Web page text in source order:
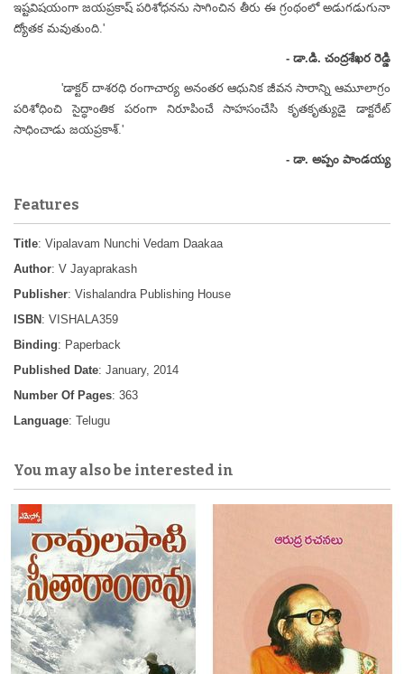
ఇష్టవిషయంగా జయప్రకాష్ పరిశోధనను సాగించిన తీరు ఈ గ్రంథంలో అడుగడుగునా
ద్యోతక మవుతుంది.'
- డా.డి. చంద్రశేఖర రెడ్డి
'డాక్టర్ దాశరధి రంగాచార్య అనంతర ఆధునిక జీవన సారాన్ని ఆమూలాగ్రం
పరిశోధించి సైద్ధాంతిక పరంగా నిరూపించే సాహసంచేసి కృతకృత్యుడై డాక్టరేట్
సాధించాడు జయప్రకాశ్.'
- డా. అప్పం పాండయ్య
Features
Title: Vipalavam Nunchi Vedam Daakaa
Author: V Jayaprakash
Publisher: Vishalandra Publishing House
ISBN : VISHALA359
Binding: Paperback
Published Date: January, 2014
Number Of Pages: 363
Language: Telugu
You may also be interested in